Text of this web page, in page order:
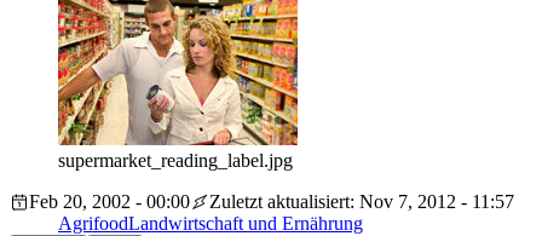
supermarket_reading_label.jpg
Feb 20, 2002 - 00:00
Zuletzt aktualisiert: Nov 7, 2012 - 11:57
AgrifoodLandwirtschaft und Ernährung